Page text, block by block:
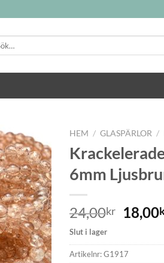
Lägg
till i
önskelistan
HEM / GLASPÄRLOR /
6mm
24,00kr 18,00
Slut i lager
Artikelnr:G1917